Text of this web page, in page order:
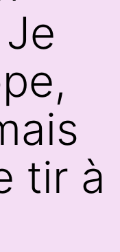
tir à